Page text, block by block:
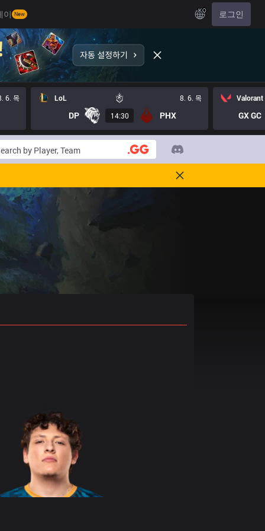
이 New KO 로그인
6. 목 LoL 8. 6. 목
DP 14:30 PHX
Valorant
GX GC